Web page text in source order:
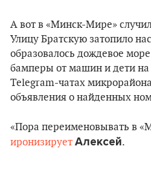
А вот в «Минск-Мире»
Улицу Братскую затопило
образовалось дождевое
бамперы от машин и дети
Telegram-чатах
объявления о найденных
«Пора переименовывать в
иронизирует Алексей.